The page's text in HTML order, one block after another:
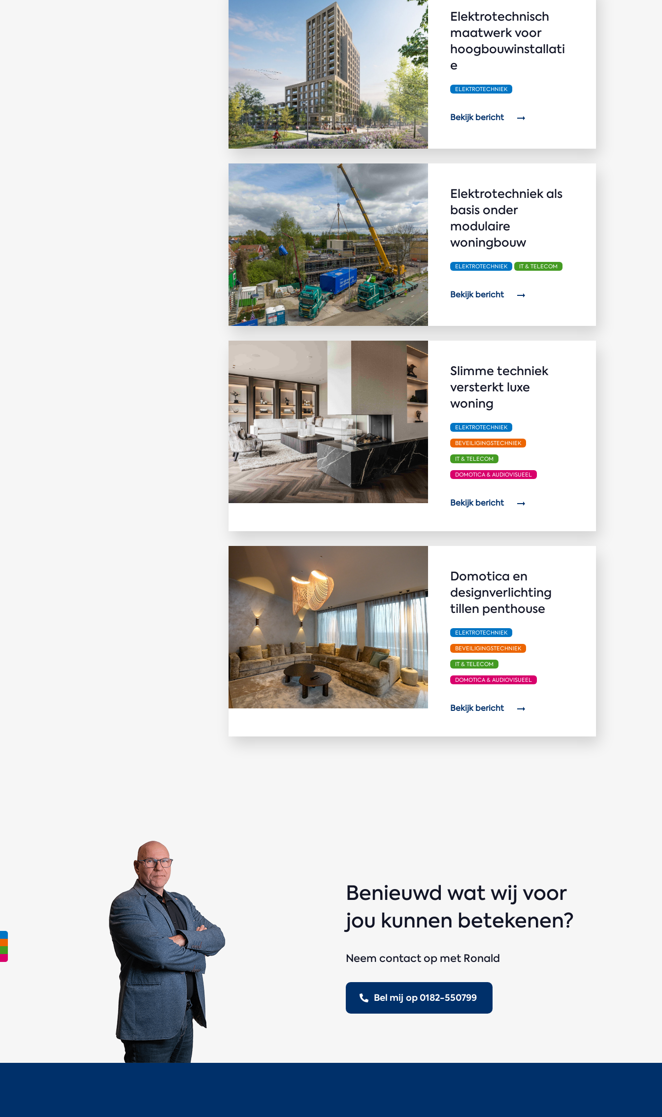
Elektrotechnisch
maatwerk voor
hoogbouwinstallati
e
ELEKTROTECHNIEK
Bekijk bericht
Elektrotechniek als
basis onder
modulaire
woningbouw
ELEKTROTECHNIEK IT & TELECOM
Bekijk bericht
Slimme techniek
versterkt luxe
woning
ELEKTROTECHNIEK
BEVEILIGINGSTECHNIEK
IT & TELECOM
DOMOTICA & AUDIOVISUEEL
Bekijk bericht
Domotica en
designverlichting
tillen penthouse
ELEKTROTECHNIEK
BEVEILIGINGSTECHNIEK
IT & TELECOM
DOMOTICA & AUDIOVISUEEL
Bekijk bericht
Benieuwd wat wij voor
jou kunnen betekenen?
Neem contact op met Ronald
Bel mij op 0182-550799